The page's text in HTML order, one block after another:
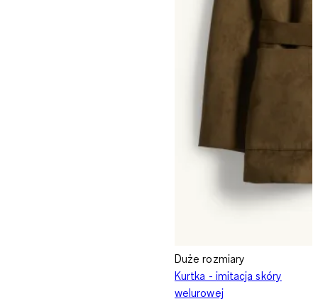
Duże rozmiary
Kurtka - imitacja skóry
welurowej